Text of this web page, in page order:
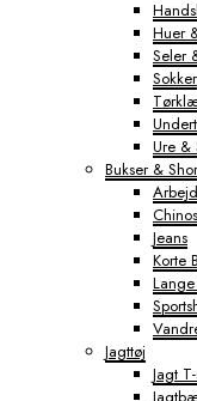
Huer
Seler
Sokker
Ure &
Bukser &
Chinos
Jeans
Korte
Jagttøj
Jagt